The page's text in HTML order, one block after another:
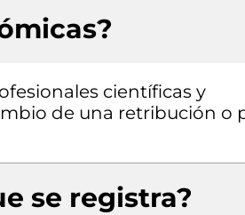
científicas y
de una retribución o
se registra?